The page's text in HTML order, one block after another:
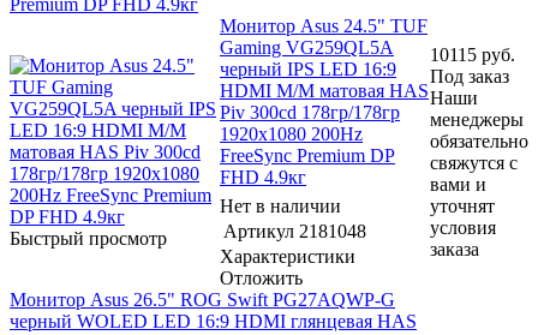
Быстрый просмотр
Монитор Asus 24.5" TUF
Gaming VG259QL5A
черный IPS LED 16:9
HDMI M/M матовая HAS
Piv 300cd 178гр/178гр
1920x1080 200Hz
FreeSync Premium DP
FHD 4.9кг
Нет в наличии
Артикул 2181048
Характеристики
Отложить
10115 руб.
Под заказ
Наши
менеджеры
обязательно
свяжутся с
вами и
уточнят
условия
заказа
Монитор Asus 26.5" ROG Swift PG27AQWP-G
черный WOLED LED 16:9 HDMI глянцевая HAS